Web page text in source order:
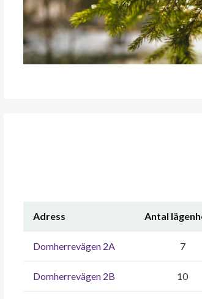
Adress Antal
Domherrevägen 2A 7
Domherrevägen 2B 10